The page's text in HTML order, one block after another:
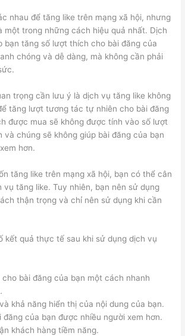
nhau để tăng like trên mạng xã hội, nhưng
một trong những cách hiệu quả nhất. Dịch
bạn tăng số lượt thích cho bài đăng của
chóng và dễ dàng, mà không cần phải
trọng cần lưu ý là dịch vụ tăng like không
tăng lượt tương tác tự nhiên cho bài đăng
được mua sẽ không được tính vào số lượt
chúng sẽ không giúp bài đăng của bạn
hơn.
tăng like trên mạng xã hội, bạn có thể cân
vụ tăng like. Tuy nhiên, bạn nên sử dụng
thận trọng và chỉ nên sử dụng khi cần
kết quả thực tế sau khi sử dụng dịch vụ
bài đăng của bạn một cách nhanh
khả năng hiển thị của nội dung của bạn.
đăng của bạn được nhiều người xem hơn.
khách hàng tiềm năng.